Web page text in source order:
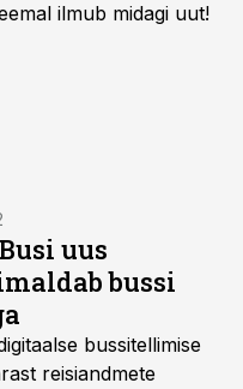
ilmub midagi uut!
uus
bussi
bussitellimise
reisiandmete